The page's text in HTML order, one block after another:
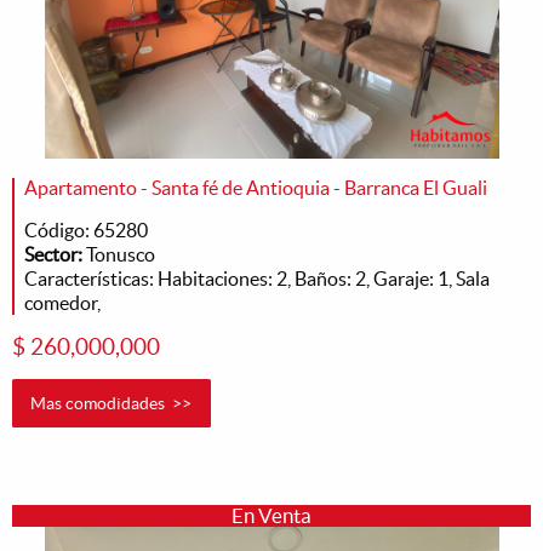
Apartamento - Santa fé de Antioquia - Barranca El Guali
Código: 65280
Sector:Tonusco
Características: Habitaciones: 2, Baños: 2, Garaje: 1, Sala
comedor,
$ 260,000,000
Mas comodidades >>
En Venta